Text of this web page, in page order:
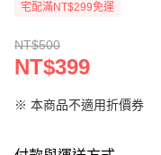
宅配滿NT$299免運
NT$500
NT$399
※ 本商品不適用折價券